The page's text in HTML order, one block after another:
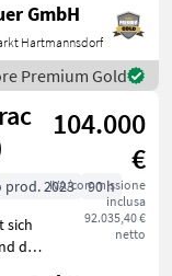
GmbH
Hartmannsdorf
Premium Gold
104.000
€
IVA/commissione
inclusa
92.035,40 €
netto
prod. 2023
90 h
sich
der